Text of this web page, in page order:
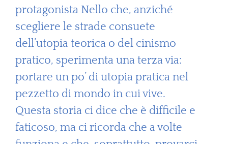
protagonista Nello che, anziché
scegliere le strade consuete
dell’utopia teorica o del cinismo
pratico, sperimenta una terza via:
portare un po’ di utopia pratica nel
pezzetto di mondo in cui vive.
Questa storia ci dice che è difficile e
faticoso, ma ci ricorda che a volte